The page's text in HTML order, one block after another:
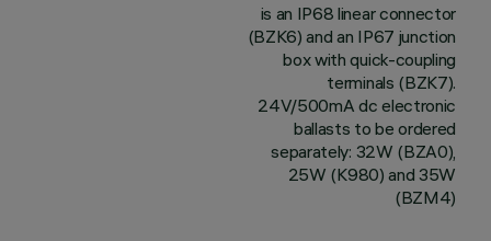
is an IP68 linear connector
(BZK6) and an IP67 junction
box with quick-coupling
terminals (BZK7).
24V/500mA dc electronic
ballasts to be ordered
separately: 32W (BZA0),
25W (K980) and 35W
(BZM4)